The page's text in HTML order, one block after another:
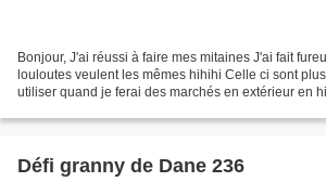
Bonjour, J'ai réussi à faire mes mitaines J'ai fait
louloutes veulent les mêmes hihihi Celle ci sont
utiliser quand je ferai des marchés en extérieur en
Défi granny de Dane 236